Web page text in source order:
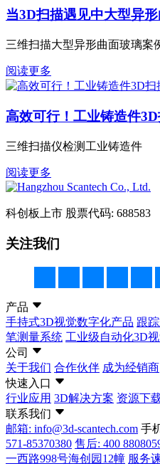
当3D扫描遇见中大型异
三维扫描大型异形曲面玻璃案
阅读更多
高效可行！工业铸造件
三维扫描仪检测工业铸造件
阅读更多
科创板上市 股票代码: 688583
关注我们
产品
手持式3D视觉数字化产品 跟
笔测量系统 工业级自动化3D
公司
关于我们 合作伙伴 成为经销商
快速入口
行业应用 3D解决方案 资源下
联系我们
邮箱: info@3d-scantech.com 手
571-85370380 售后: 400
一西路998号海创园12幢 服务